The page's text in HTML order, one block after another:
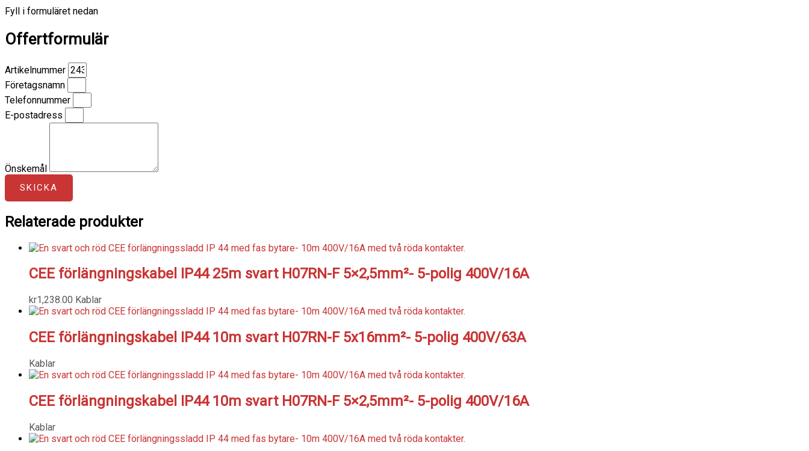
Fyll i formuläret nedan
Offertformulär
Artikelnummer
Företagsnamn
Telefonnummer
E-postadress
Önskemål
SKICKA
Relaterade produkter
CEE förlängningskabel IP44 25m svart H07RN-F 5×2,5mm²- 5-polig 400V/16A
kr1,238.00 Kablar
CEE förlängningskabel IP44 10m svart H07RN-F 5x16mm²- 5-polig 400V/63A
Kablar
CEE förlängningskabel IP44 10m svart H07RN-F 5×2,5mm²- 5-polig 400V/16A
Kablar